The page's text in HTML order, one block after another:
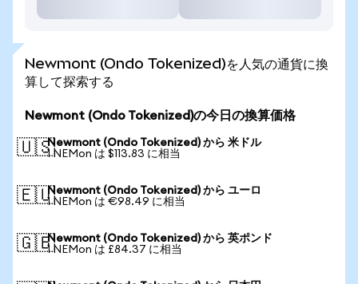
Newmont (Ondo Tokenized)を人気の通貨に換
算して探索する
Newmont (Ondo Tokenized)の今日の換算価格
🇺🇸Newmont (Ondo Tokenized) から 米ドル
1 NEMon は $113.83 に相当
🇪🇺Newmont (Ondo Tokenized) から ユーロ
1 NEMon は €98.49 に相当
🇬🇧Newmont (Ondo Tokenized) から 英ポンド
1 NEMon は £84.37 に相当